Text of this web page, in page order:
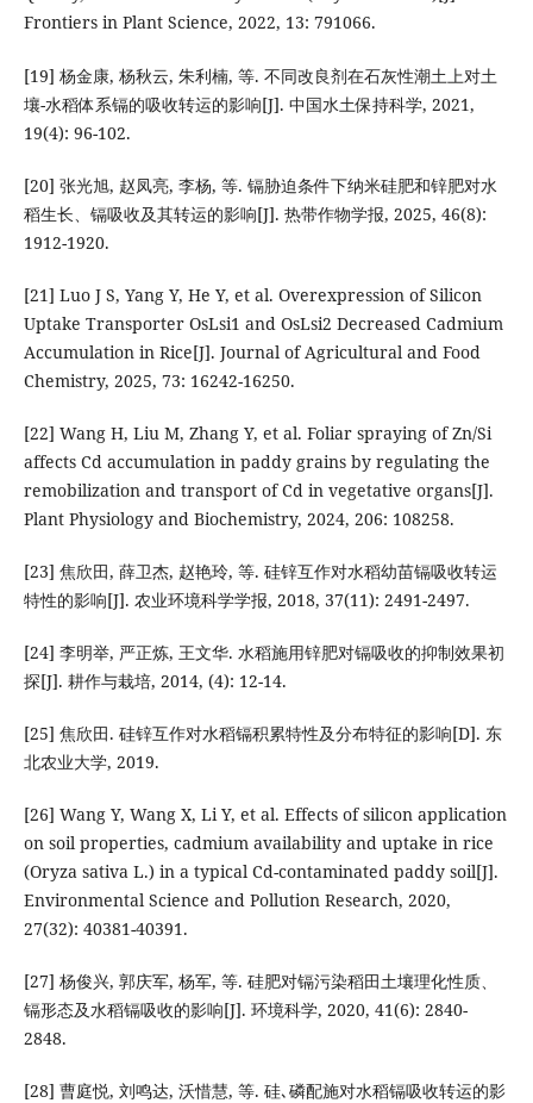
Frontiers in Plant Science, 2022, 13: 791066.
[19] 杨金康, 杨秋云, 朱利楠, 等. 不同改良剂在石灰性潮土上对土
壤-水稻体系镉的吸收转运的影响[J]. 中国水土保持科学, 2021,
19(4): 96-102.
[20] 张光旭, 赵凤亮, 李杨, 等. 镉胁迫条件下纳米硅肥和锌肥对水
稻生长、镉吸收及其转运的影响[J]. 热带作物学报, 2025, 46(8):
1912-1920.
[21] Luo J S, Yang Y, He Y, et al. Overexpression of Silicon
Uptake Transporter OsLsi1 and OsLsi2 Decreased Cadmium
Accumulation in Rice[J]. Journal of Agricultural and Food
Chemistry, 2025, 73: 16242-16250.
[22] Wang H, Liu M, Zhang Y, et al. Foliar spraying of Zn/Si
affects Cd accumulation in paddy grains by regulating the
remobilization and transport of Cd in vegetative organs[J].
Plant Physiology and Biochemistry, 2024, 206: 108258.
[23] 焦欣田, 薛卫杰, 赵艳玲, 等. 硅锌互作对水稻幼苗镉吸收转运
特性的影响[J]. 农业环境科学学报, 2018, 37(11): 2491-2497.
[24] 李明举, 严正炼, 王文华. 水稻施用锌肥对镉吸收的抑制效果初
探[J]. 耕作与栽培, 2014, (4): 12-14.
[25] 焦欣田. 硅锌互作对水稻镉积累特性及分布特征的影响[D]. 东
北农业大学, 2019.
[26] Wang Y, Wang X, Li Y, et al. Effects of silicon application
on soil properties, cadmium availability and uptake in rice
(Oryza sativa L.) in a typical Cd-contaminated paddy soil[J].
Environmental Science and Pollution Research, 2020,
27(32): 40381-40391.
[27] 杨俊兴, 郭庆军, 杨军, 等. 硅肥对镉污染稻田土壤理化性质、
镉形态及水稻镉吸收的影响[J]. 环境科学, 2020, 41(6): 2840-
2848.
[28] 曹庭悦, 刘鸣达, 沃惜慧, 等. 硅､磷配施对水稻镉吸收转运的影